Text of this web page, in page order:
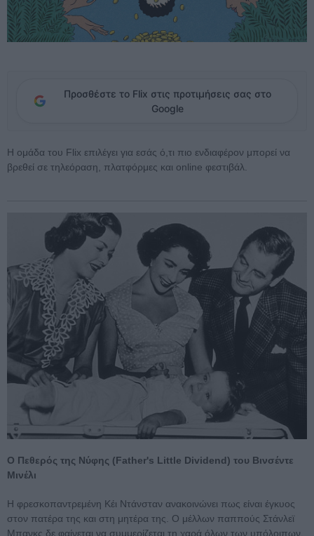
Προσθέστε το Flix στις προτιμήσεις σας στο
Google
Η ομάδα του Flix επιλέγει για εσάς ό,τι πιο ενδιαφέρον μπορεί να
βρεθεί σε τηλεόραση, πλατφόρμες και online φεστιβάλ.
Ο Πεθερός της Νύφης (Father's Little Dividend) του Βινσέντε
Μινέλι
Η φρεσκοπαντρεμένη Κέι Ντάνσταν ανακοινώνει πως είναι έγκυος
στον πατέρα της και στη μητέρα της. Ο μέλλων παππούς Στάνλεϊ
Μπανκς δε φαίνεται να συμμερίζεται τη χαρά όλων των υπόλοιπων.